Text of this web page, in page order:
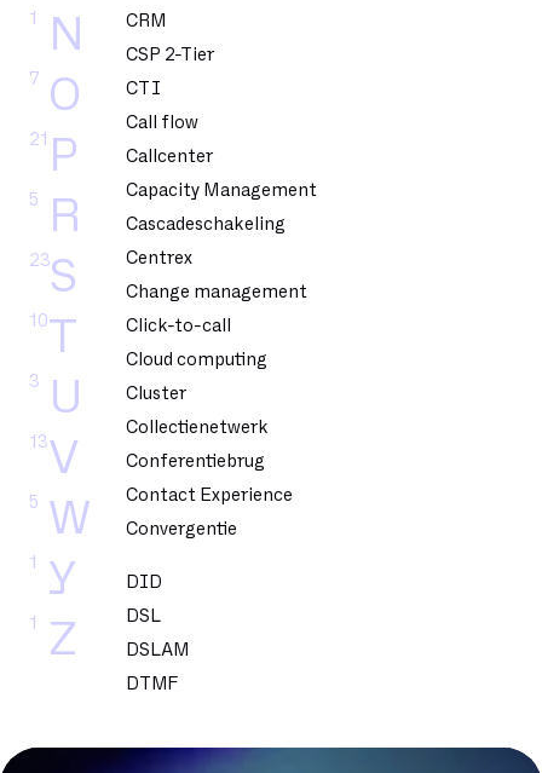
N
1
O
7
P
21
R
5
S
23
T
10
U
3
V
13
W
5
Y
1
Z
1
CRM
CSP 2-Tier
CTI
Call flow
Callcenter
Capacity Management
Cascadeschakeling
Centrex
Change management
Click-to-call
Cloud computing
Cluster
Collectienetwerk
Conferentiebrug
Contact Experience
Convergentie
DID
DSL
DSLAM
DTMF
Dedicated glasvezel